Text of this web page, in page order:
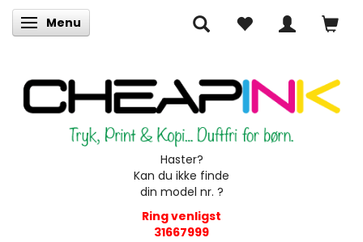
Skifte navigation
Menu
Haster?
Kan du ikke finde
din model nr. ?
Ring venligst
31667999